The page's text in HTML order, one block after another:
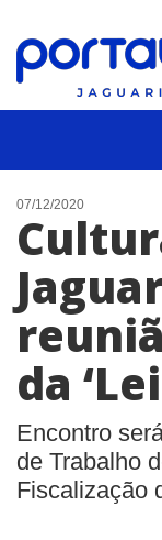
NOTÍCIAS
LISTA DIGITAL
CONTATO
ANUNCIE
07/12/2020
da
Encontro
de Trabalho
Fiscalização